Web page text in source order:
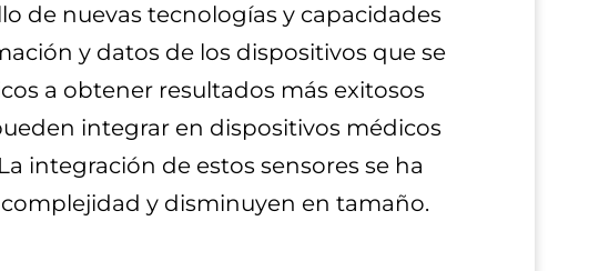
de nuevas tecnologías y capacidades
y datos de los dispositivos que se
a obtener resultados más exitosos
integrar en dispositivos médicos
integración de estos sensores se ha
y disminuyen en tamaño.